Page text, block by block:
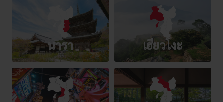
นารา เฮียวโงะ